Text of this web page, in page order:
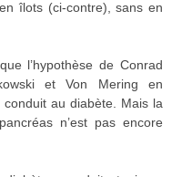
îlots (ci-contre), sans en
l’hypothèse de Conrad
et Von Mering en
au diabète. Mais la
n’est pas encore